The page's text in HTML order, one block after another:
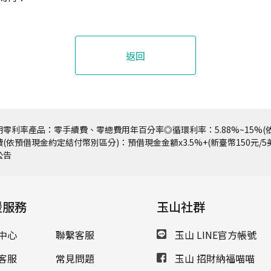
返回
利率產品：零手續費、零總費用年百分率◎循環利率：
(依預借現金約定結付幣別區分)：預借現金金額x3.5%+(新臺幣150元
告
務
心
聯繫客服
服
常見問題
玉山社群
玉山 LINE官方帳號
玉山 招財納福喵喵